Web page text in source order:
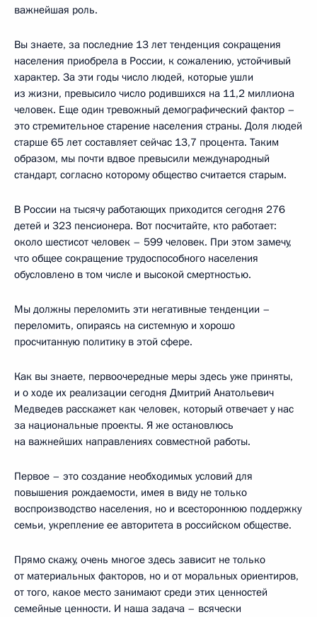
важнейшая роль.
Вы знаете, за последние 13 лет тенденция сокращения
населения приобрела в России, к сожалению, устойчивый
характер. За эти годы число людей, которые ушли
из жизни, превысило число родившихся на 11,2 миллиона
человек. Еще один тревожный демографический фактор –
это стремительное старение населения страны. Доля людей
старше 65 лет составляет сейчас 13,7 процента. Таким
образом, мы почти вдвое превысили международный
стандарт, согласно которому общество считается старым.
В России на тысячу работающих приходится сегодня 276
детей и 323 пенсионера. Вот посчитайте, кто работает:
около шестисот человек – 599 человек. При этом замечу,
что общее сокращение трудоспособного населения
обусловлено в том числе и высокой смертностью.
Мы должны переломить эти негативные тенденции –
переломить, опираясь на системную и хорошо
просчитанную политику в этой сфере.
Как вы знаете, первоочередные меры здесь уже приняты,
и о ходе их реализации сегодня Дмитрий Анатольевич
Медведев расскажет как человек, который отвечает у нас
за национальные проекты. Я же остановлюсь
на важнейших направлениях совместной работы.
Первое – это создание необходимых условий для
повышения рождаемости, имея в виду не только
воспроизводство населения, но и всестороннюю поддержку
семьи, укрепление ее авторитета в российском обществе.
Прямо скажу, очень многое здесь зависит не только
от материальных факторов, но и от моральных ориентиров,
от того, какое место занимают среди этих ценностей
семейные ценности. И наша задача – всячески